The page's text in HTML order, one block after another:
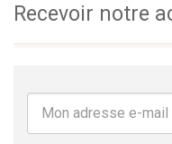
Recevoir notre